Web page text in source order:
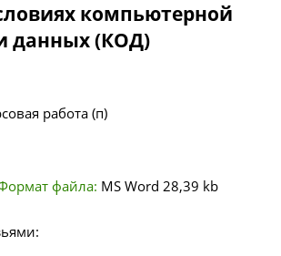
компьютерной
данных (КОД)
работа (п)
файла: MS Word 28,39 kb